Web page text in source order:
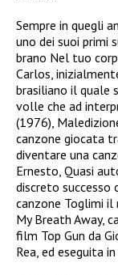
Sempre in quegli
uno dei suoi primi
brano Nel tuo
Carlos,
brasiliano il quale
volle che ad
(1976),
canzone giocata
diventare una
Ernesto, Quasi
discreto successo
canzone Toglimi il
My Breath Away,
film Top Gun da
Rea, ed eseguita